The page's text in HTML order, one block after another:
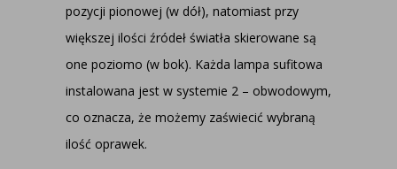
pozycji pionowej (w dół), natomiast przy
większej ilości źródeł światła skierowane są
one poziomo (w bok). Każda lampa sufitowa
instalowana jest w systemie 2 – obwodowym,
co oznacza, że możemy zaświecić wybraną
ilość oprawek.